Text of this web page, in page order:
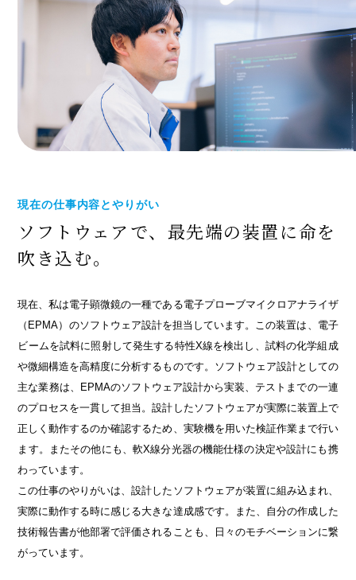
現在の仕事内容とやりがい
ソフトウェアで、最先端の装置に命を
吹き込む。
現在、私は電子顕微鏡の一種である電子プローブマイクロアナライザ
（EPMA）のソフトウェア設計を担当しています。この装置は、電子
ビームを試料に照射して発生する特性X線を検出し、試料の化学組成
や微細構造を高精度に分析するものです。ソフトウェア設計としての
主な業務は、EPMAのソフトウェア設計から実装、テストまでの一連
のプロセスを一貫して担当。設計したソフトウェアが実際に装置上で
正しく動作するのか確認するため、実験機を用いた検証作業まで行い
ます。またその他にも、軟X線分光器の機能仕様の決定や設計にも携
わっています。
この仕事のやりがいは、設計したソフトウェアが装置に組み込まれ、
実際に動作する時に感じる大きな達成感です。また、自分の作成した
技術報告書が他部署で評価されることも、日々のモチベーションに繋
がっています。